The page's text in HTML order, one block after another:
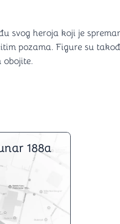
svog heroja koji je
pozama. Figure su
obojite.
188a